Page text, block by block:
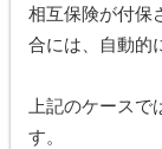
相互保険が付保
合には、自動的
上記のケース
す。